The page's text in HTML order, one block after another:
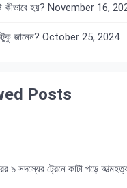
কীভাবে হয়? November 16,
জানেন? October 25, 2024
Posts
৯ সদস্যের ট্রেনে কাটা পড়ে